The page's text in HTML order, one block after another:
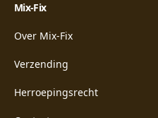
Mix-Fix
Over Mix-Fix
Verzending
Herroepingsrecht